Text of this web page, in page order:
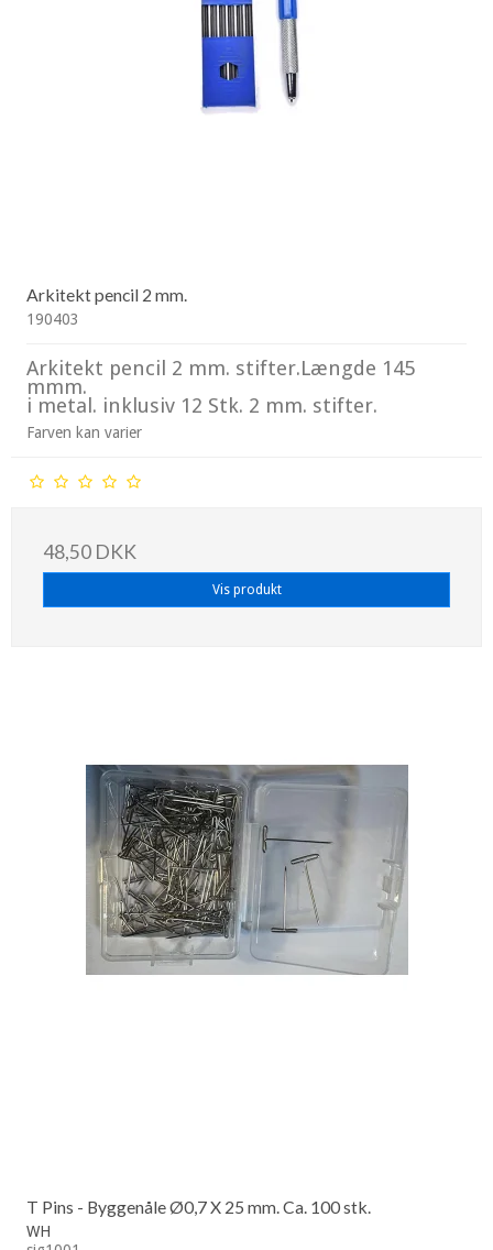
Arkitekt pencil 2 mm.
190403
Arkitekt pencil 2 mm. stifter.Længde 145
mmm.
i metal. inklusiv 12 Stk. 2 mm. stifter.
Farven kan varier
48,50 DKK
Vis produkt
T Pins - Byggenåle Ø0,7 X 25 mm. Ca. 100 stk.
WH